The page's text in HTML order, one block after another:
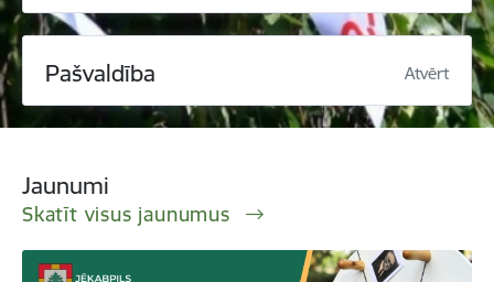
Pašvaldība Atvērt
Jaunumi
Skatīt visus jaunumus